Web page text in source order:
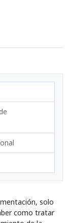
solo
como tratar